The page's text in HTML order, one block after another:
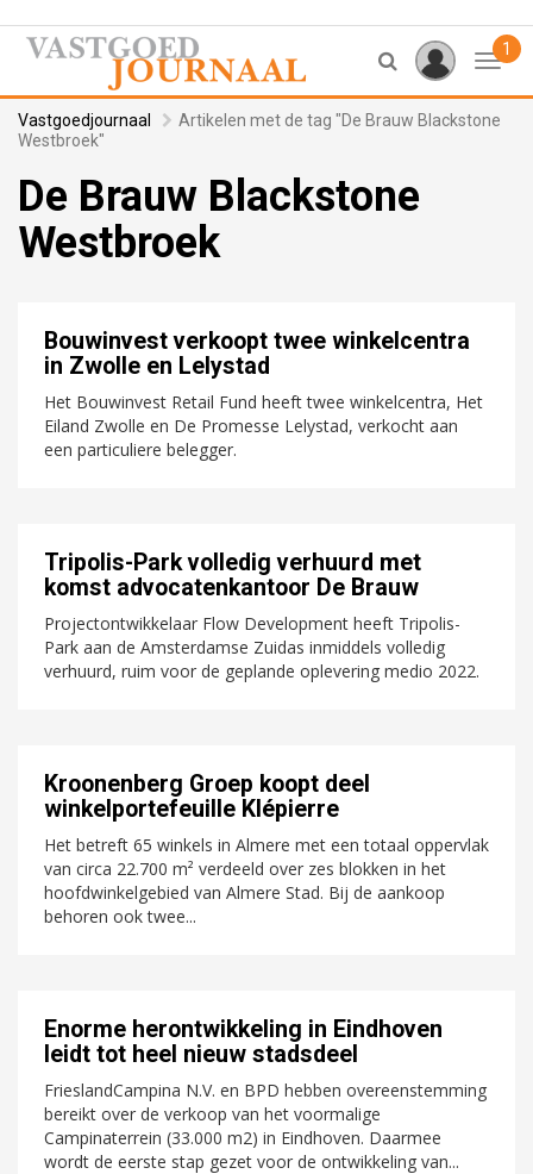
1
Vastgoedjournaal
Artikelen met de tag "De Brauw Blackstone
Westbroek"
De Brauw Blackstone
Westbroek
Bouwinvest verkoopt twee winkelcentra
in Zwolle en Lelystad
Het Bouwinvest Retail Fund heeft twee winkelcentra, Het
Eiland Zwolle en De Promesse Lelystad, verkocht aan
een particuliere belegger.
Tripolis-Park volledig verhuurd met
komst advocatenkantoor De Brauw
Projectontwikkelaar Flow Development heeft Tripolis-
Park aan de Amsterdamse Zuidas inmiddels volledig
verhuurd, ruim voor de geplande oplevering medio 2022.
Kroonenberg Groep koopt deel
winkelportefeuille Klépierre
Het betreft 65 winkels in Almere met een totaal oppervlak
van circa 22.700 m² verdeeld over zes blokken in het
hoofdwinkelgebied van Almere Stad. Bij de aankoop
behoren ook twee...
Enorme herontwikkeling in Eindhoven
leidt tot heel nieuw stadsdeel
FrieslandCampina N.V. en BPD hebben overeenstemming
bereikt over de verkoop van het voormalige
Campinaterrein (33.000 m2) in Eindhoven. Daarmee
wordt de eerste stap gezet voor de ontwikkeling van...